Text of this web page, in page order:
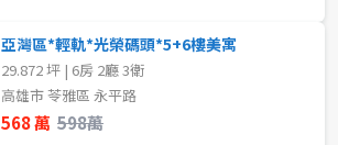
亞灣區*輕軌*光榮碼頭*5+6樓美寓
29.872 坪 | 6房 2廳 3衛
高雄市 苓雅區 永平路
568 萬 598萬